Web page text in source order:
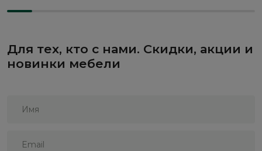
Для тех, кто с нами. Скидки, акции и
новинки мебели